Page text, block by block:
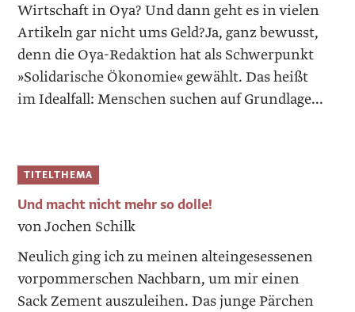
Wirtschaft in Oya? Und dann geht es in vielen
Artikeln gar nicht ums Geld?Ja, ganz bewusst,
denn die Oya-Redaktion hat als Schwerpunkt
»Solidarische Ökonomie« gewählt. Das heißt
im Idealfall: Menschen suchen auf Grundlage...
TITELTHEMA
Und macht nicht mehr so dolle!
von Jochen Schilk
Neulich ging ich zu meinen alteingesessenen
vorpommerschen Nachbarn, um mir einen
Sack Zement auszuleihen. Das junge Pärchen